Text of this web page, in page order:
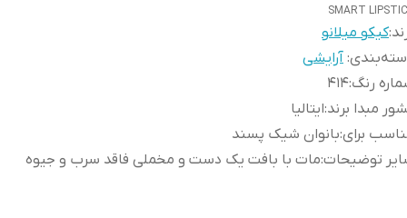
SMART
کیکو میلانو
: آرایشی
رنگ:
414
مبدا برند:ایتالیا
برای:بانوان شیک پسند
توضیحات:مات با بافت یک دست و مخملی فاقد سرب و جیوه